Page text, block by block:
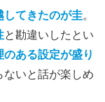
してきたのが圭。
と勘違いしたとい
のある設定が盛り
ないと話が楽しめ